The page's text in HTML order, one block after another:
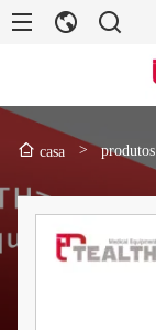
casa > produtos